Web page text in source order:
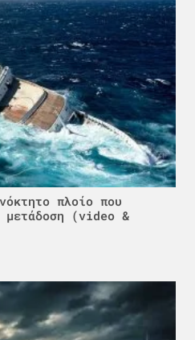
πλοίο που
μετάδοση (video &